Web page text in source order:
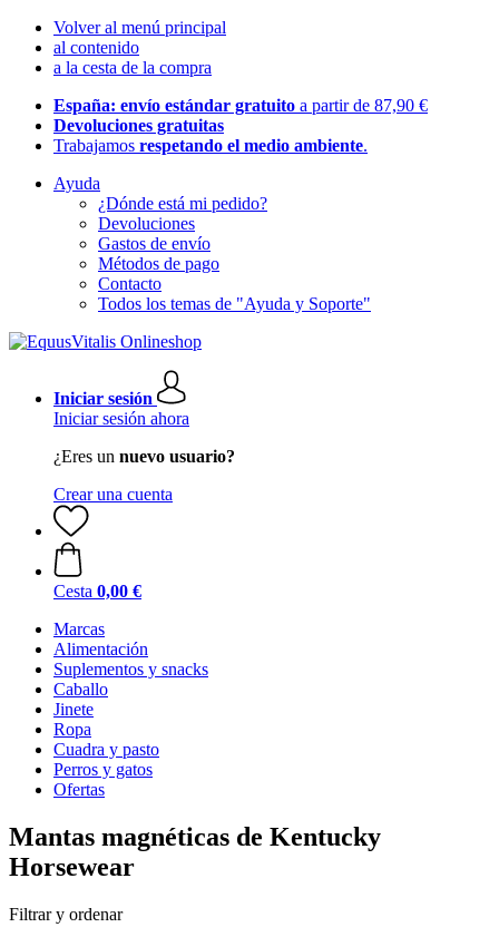
Volver al menú principal
al contenido
a la cesta de la compra
España: envío estándar gratuito a partir de 87,90 €
Devoluciones gratuitas
Trabajamos respetando el medio ambiente.
Ayuda
¿Dónde está mi pedido?
Devoluciones
Gastos de envío
Métodos de pago
Contacto
Todos los temas de "Ayuda y Soporte"
Iniciar sesión
Iniciar sesión ahora
¿Eres un nuevo usuario?
Crear una cuenta
Cesta 0,00 €
Marcas
Alimentación
Suplementos y snacks
Caballo
Jinete
Ropa
Cuadra y pasto
Perros y gatos
Ofertas
Mantas magnéticas de Kentucky
Horsewear
Filtrar y ordenar